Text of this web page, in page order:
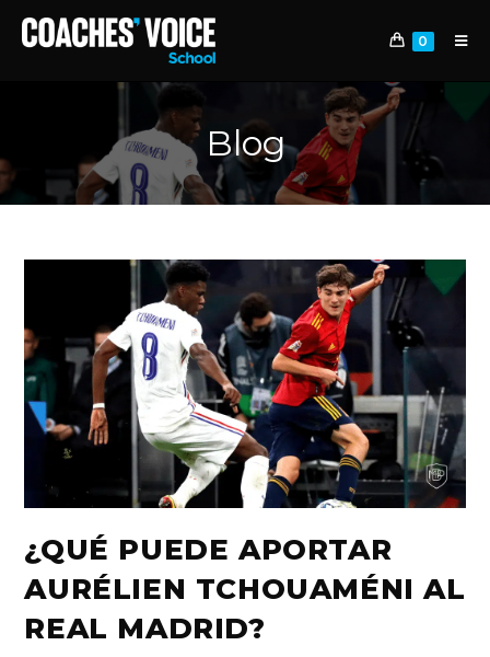
0
Blog
¿QUÉ PUEDE APORTAR
AURÉLIEN TCHOUAMÉNI AL
REAL MADRID?